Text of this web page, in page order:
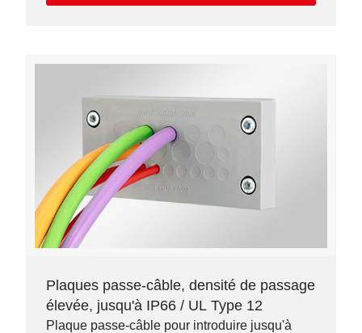
Plaques passe-câble, densité de passage
élevée, jusqu'à IP66 / UL Type 12
Plaque passe-câble pour introduire jusqu'à